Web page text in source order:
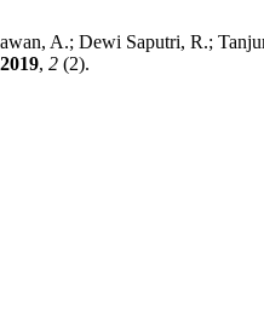
A.; Dewi Saputri, R.;
2019, 2 (2).